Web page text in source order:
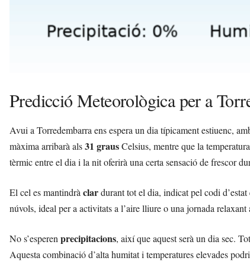
Predicció Meteorològica per a
Avui a Torredembarra ens espera un dia típicament estiuenc,
màxima arribarà als31 grausCelsius, mentre que la
tèrmic entre el dia i la nit oferirà una certa sensació de frescor
El cel es mantindrà clardurant tot el dia, indicat pel codi
núvols, ideal per a activitats a l’aire lliure o una jornada relaxant
No s’esperen precipitacions, així que aquest serà un dia sec.
Aquesta combinació d’alta humitat i temperatures elevades